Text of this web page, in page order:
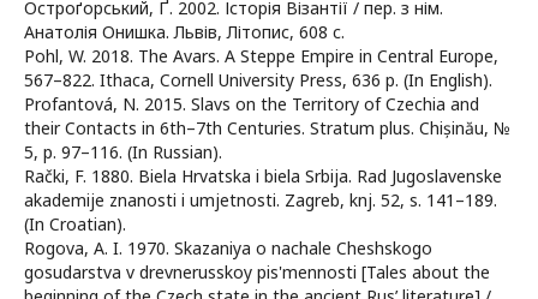
Остроґорський, Ґ. 2002. Історія Візантії / пер. з нім.
Анатолія Онишка. Львів, Літопис, 608 c.
Pohl, W. 2018. The Avars. A Steppe Empire in Central Europe,
567–822. Ithaca, Cornell University Press, 636 p. (In English).
Profantová, N. 2015. Slavs on the Territory of Czechia and
their Contacts in 6th–7th Centuries. Stratum plus. Chișinău, №
5, p. 97–116. (In Russian).
Rački, F. 1880. Biela Hrvatska i biela Srbija. Rad Jugoslavenske
akademije znanosti i umjetnosti. Zagreb, knj. 52, s. 141–189.
(In Croatian).
Rogova, A. I. 1970. Skazaniya o nachale Cheshskogo
gosudarstva v drevnerusskoy pis'mennosti [Tales about the